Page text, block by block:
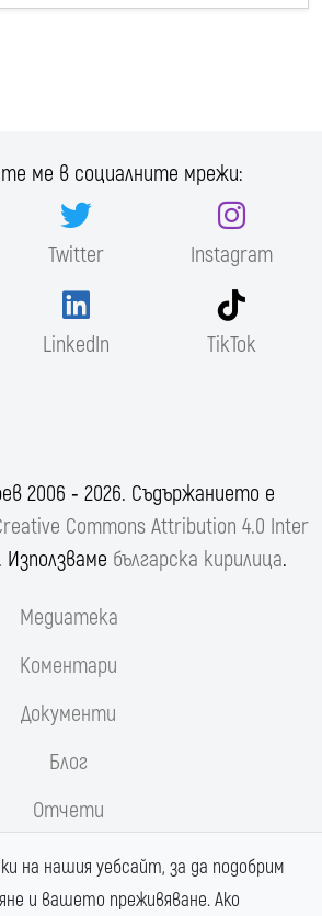
ме в социалните мрежи:
Twitter Instagram
LinkedIn TikTok
2006 ‐ 2026. Съдържанието е
Commons Attribution 4.0 Inter
. Използваме българска кирилица.
Медиатека
Коментари
Документи
Блог
Отчети
Реформи.орг
Хемус
на нашия уебсайт, за да подобрим
и вашето преживяване. Ако